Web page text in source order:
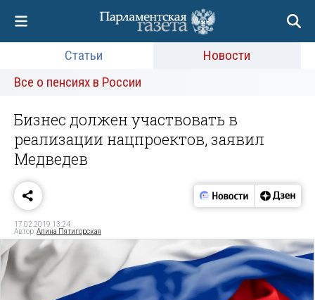
Статьи
Новости
Все о пенсиях в России
Бизнес должен участвовать в
реализации нацпроектов, заявил
Медведев
17.02.2019 13:24
Автор:Алина Пятигорская